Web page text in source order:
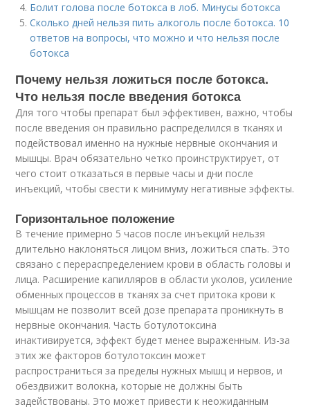
Болит голова после ботокса в лоб. Минусы ботокса
Сколько дней нельзя пить алкоголь после ботокса. 10
ответов на вопросы, что можно и что нельзя после
ботокса
Почему нельзя ложиться после ботокса.
Что нельзя после введения ботокса
Для того чтобы препарат был эффективен, важно, чтобы
после введения он правильно распределился в тканях и
подействовал именно на нужные нервные окончания и
мышцы. Врач обязательно четко проинструктирует, от
чего стоит отказаться в первые часы и дни после
инъекций, чтобы свести к минимуму негативные эффекты.
Горизонтальное положение
В течение примерно 5 часов после инъекций нельзя
длительно наклоняться лицом вниз, ложиться спать. Это
связано с перераспределением крови в область головы и
лица. Расширение капилляров в области уколов, усиление
обменных процессов в тканях за счет притока крови к
мышцам не позволит всей дозе препарата проникнуть в
нервные окончания. Часть ботулотоксина
инактивируется, эффект будет менее выраженным. Из-за
этих же факторов ботулотоксин может
распространиться за пределы нужных мышц и нервов, и
обездвижит волокна, которые не должны быть
задействованы. Это может привести к неожиданным